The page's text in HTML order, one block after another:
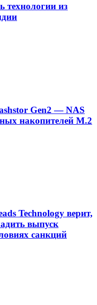
технологии из
Gen2 — NAS
накопителей M.2
Technology верит,
выпуск
санкций